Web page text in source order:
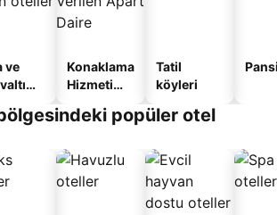
ve
Konaklama
Hizmeti
Apart
Tatil
köyleri
popüler otel